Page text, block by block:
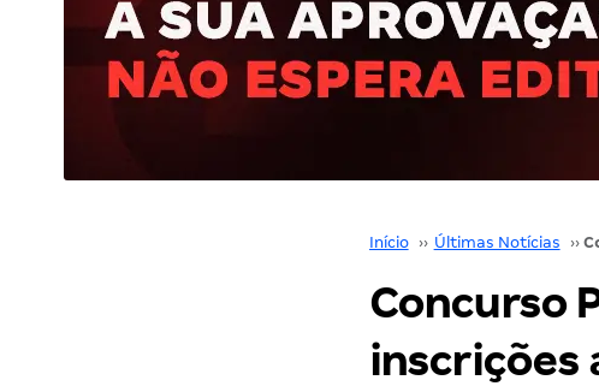
Início ›› Últimas Notícias ››
Concurso
inscrições